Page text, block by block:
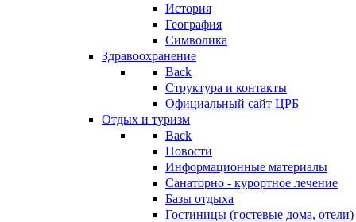
История
География
Символика
Здравоохранение
Back
Структура и контакты
Официальный сайт ЦРБ
Отдых и туризм
Back
Новости
Информационные материалы
Санаторно - курортное лечение
Базы отдыха
Гостиницы (гостевые дома, отели)